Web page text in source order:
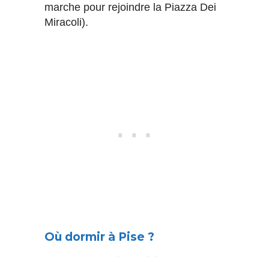
marche pour rejoindre la Piazza Dei
Miracoli).
Où dormir à Pise ?